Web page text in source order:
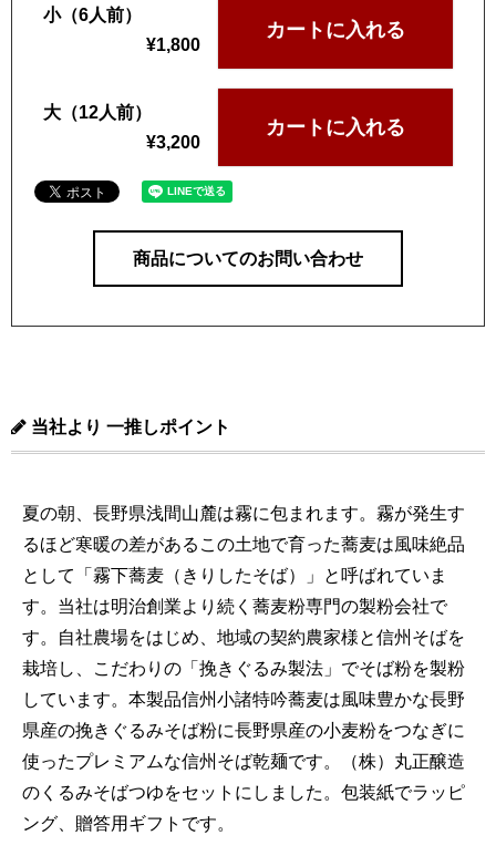
小（6人前）
¥1,800
カートに入れる
大（12人前）
¥3,200
カートに入れる
商品についてのお問い合わせ
当社より 一推しポイント
夏の朝、長野県浅間山麓は霧に包まれます。霧が発生す
るほど寒暖の差があるこの土地で育った蕎麦は風味絶品
として「霧下蕎麦（きりしたそば）」と呼ばれていま
す。当社は明治創業より続く蕎麦粉専門の製粉会社で
す。自社農場をはじめ、地域の契約農家様と信州そばを
栽培し、こだわりの「挽きぐるみ製法」でそば粉を製粉
しています。本製品信州小諸特吟蕎麦は風味豊かな長野
県産の挽きぐるみそば粉に長野県産の小麦粉をつなぎに
使ったプレミアムな信州そば乾麺です。（株）丸正醸造
のくるみそばつゆをセットにしました。包装紙でラッピ
ング、贈答用ギフトです。